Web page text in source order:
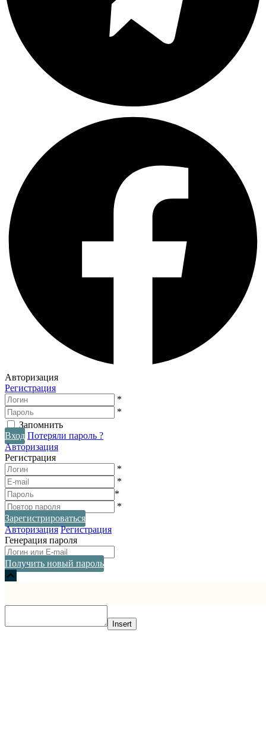
Авторизация
Регистрация
*
*
Запомнить
Вход Потеряли пароль ?
Авторизация
Регистрация
*
*
*
*
Зарегистрироваться
Авторизация Регистрация
Генерация пароля
Получить новый пароль
Прокрутка
Insert